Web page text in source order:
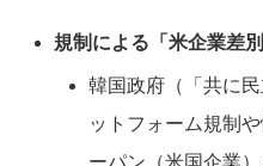
規制による「米企業差別
韓国政府（「共に
ットフォーム規制
ーパン（米国企業